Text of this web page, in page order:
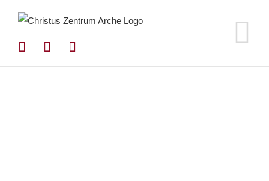
springen